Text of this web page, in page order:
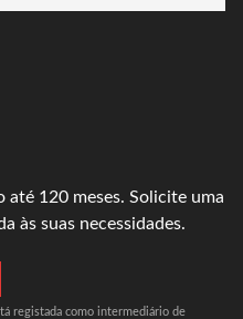
até 120 meses. Solicite uma
às suas necessidades.
registada como intermediário de